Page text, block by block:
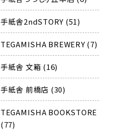
手紙舎2ndSTORY (51)
TEGAMISHA BREWERY (7)
手紙舎 文箱 (16)
手紙舎 前橋店 (30)
TEGAMISHA BOOKSTORE
(77)